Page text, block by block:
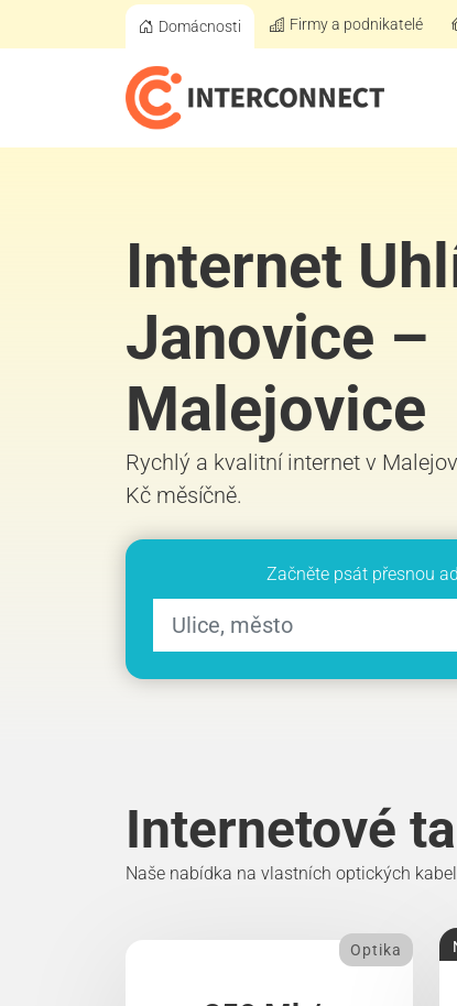
Domácnosti Firmy a podnikatelé
Internet
Janovice –
Malejovice
Rychlý a kvalitní internet v
Kč měsíčně.
Začněte psát přesnou
Internetové
Naše nabídka na vlastních optických
Optika